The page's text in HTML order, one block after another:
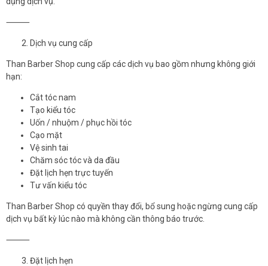
⸻
Dịch vụ cung cấp
Than Barber Shop cung cấp các dịch vụ bao gồm nhưng không giới
hạn:
Cắt tóc nam
Tạo kiểu tóc
Uốn / nhuộm / phục hồi tóc
Cạo mặt
Vệ sinh tai
Chăm sóc tóc và da đầu
Đặt lịch hẹn trực tuyến
Tư vấn kiểu tóc
Than Barber Shop có quyền thay đổi, bổ sung hoặc ngừng cung cấp
dịch vụ bất kỳ lúc nào mà không cần thông báo trước.
⸻
Đặt lịch hẹn